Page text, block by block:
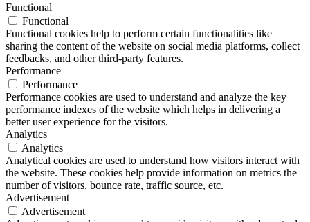
Functional
Functional
Functional cookies help to perform certain functionalities like
sharing the content of the website on social media platforms, collect
feedbacks, and other third-party features.
Performance
Performance
Performance cookies are used to understand and analyze the key
performance indexes of the website which helps in delivering a
better user experience for the visitors.
Analytics
Analytics
Analytical cookies are used to understand how visitors interact with
the website. These cookies help provide information on metrics the
number of visitors, bounce rate, traffic source, etc.
Advertisement
Advertisement